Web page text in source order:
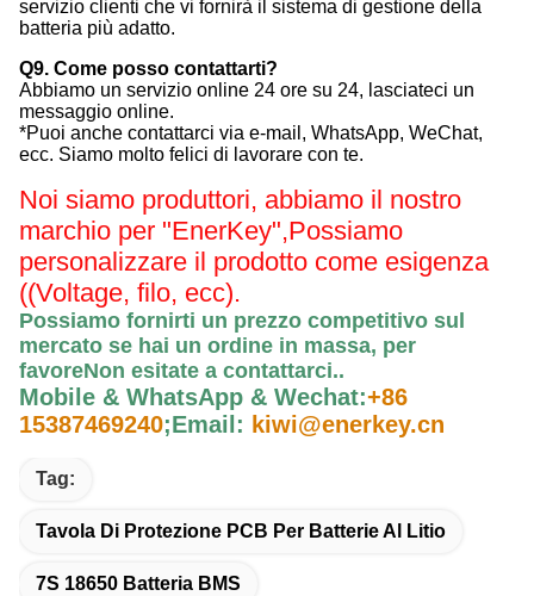
servizio clienti che vi fornirà il sistema di gestione della
batteria più adatto.
Q9. Come posso contattarti?
Abbiamo un servizio online 24 ore su 24, lasciateci un
messaggio online.
*Puoi anche contattarci via e-mail, WhatsApp, WeChat,
ecc. Siamo molto felici di lavorare con te.
Noi siamo produttori, abbiamo il nostro
marchio per "EnerKey",Possiamo
personalizzare il prodotto come esigenza
((Voltage, filo, ecc).
Possiamo fornirti un prezzo competitivo sul
mercato se hai un ordine in massa, per
favoreNon esitate a contattarci..
Mobile & WhatsApp & Wechat:+86
15387469240;Email: kiwi@enerkey.cn
Tag:
Tavola Di Protezione PCB Per Batterie Al Litio
7S 18650 Batteria BMS